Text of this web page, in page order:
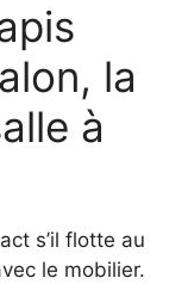
la
à
s’il flotte au
le mobilier.